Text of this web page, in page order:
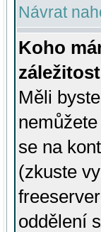
Návrat
Koho
Měli
se na
(zkuste
oddělení